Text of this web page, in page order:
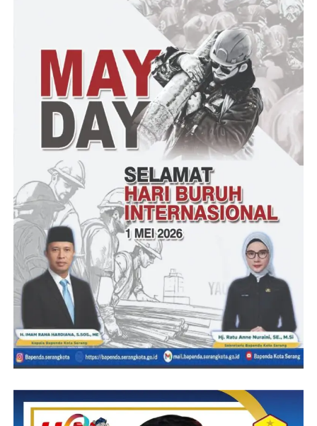
maksimal kita telah melakukan pembinaan secara berkala yang
dibimbing dan dibina oleh para ustadz yang berkompeten di
bidangnya masing-masing, dengan harapan Kafilah Tanggamus
bisa meraih juara umum untuk yang ke 6 kalinya, Terangnya.
Sementara Bupati Hj. Dewi Handajani, menyampaikan melalui
MTQ ke 49 tingkat Provinsi Lampung tahun 2002 ini
merupakan momentum untuk meningkatkan dan mempererat
ukhuwah Islamiyah khususnya dengan sesama kafilah dari 15
Kabupaten/Kota se provinsi Lampung serta sebagai sarana untuk
mencari dan mengembangkan tunas tunas yang berbakat dalam
penguasaan isi kandungan Al Qur’an.
MTQ sebagai barometer agar bisa menciptakan anak anak yang
bisa mengaji dan tidak buta aksara hijaiyah serta supaya kedepan
menjadi generasi islami yang dibutuhkan masyarakat dan
menjadikan anak kita yang agamis dan ikut menjaga masyarakat
Tanggamus agar tetap aman dan kondusif.
Bunda berpesan kalian semua adalah harapan bagi Kabupaten
Tanggamus semoga kafilah agar dapat tampil dengan terbaik dan
apapun hasilnya itu ketentuan dari yang maha kuasa, Ucapnya.
Bupati juga berharap semuanya akan berjalan dengan baik dan
lancar, insyaallah kita akan tetap menjaga nama kabupaten